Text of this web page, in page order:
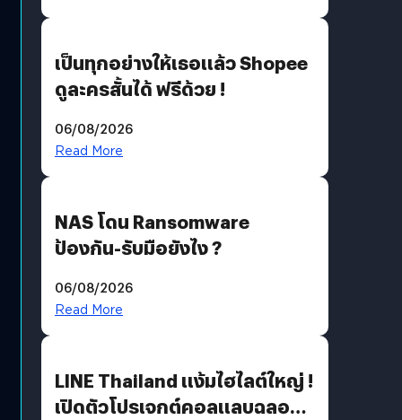
เป็นทุกอย่างให้เธอแล้ว Shopee
ดูละครสั้นได้ ฟรีด้วย !
06/08/2026
Read More
NAS โดน Ransomware
ป้องกัน-รับมือยังไง ?
06/08/2026
Read More
LINE Thailand แง้มไฮไลต์ใหญ่ !
เปิดตัวโปรเจกต์คอลแลบฉลอง